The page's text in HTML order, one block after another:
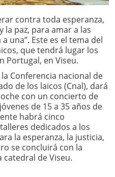
contra toda esperanza,
paz, para amar a las
una”. Este es el tema del
que tendrá lugar los
Portugal, en Viseu.
Conferencia nacional de
de los laicos (Cnal), dará
con un concierto de
de 15 a 35 años de
habrá cinco
dedicados a los
la esperanza, la justicia,
se concluirá con la
catedral de Viseu.